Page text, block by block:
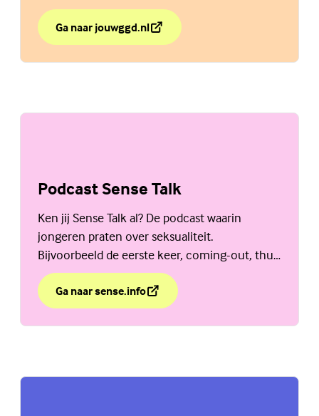
Ga naar jouwggd.nl
over Duidelijk zijn over wel of geen seks.
(Externe link)
Podcast Sense Talk
Ken jij Sense Talk al? De podcast waarin
jongeren praten over seksualiteit.
Bijvoorbeeld de eerste keer, coming-out, thuis
praten over seks en nog veel meer. Ga naar
sense.info.
Ga naar sense.info
over Podcast Sense Talk
(Externe link)